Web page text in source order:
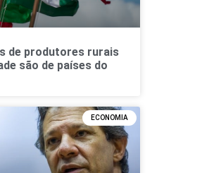
de produtores rurais
são de países do
ECONOMIA